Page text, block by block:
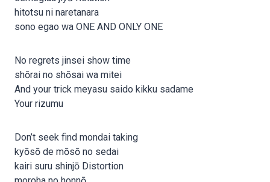
hitotsu ni naretanara
sono egao wa ONE AND ONLY ONE
No regrets jinsei show time
shōrai no shōsai wa mitei
And your trick meyasu saido kikku sadame
Your rizumu
Don’t seek find mondai taking
kyōsō de mōsō no sedai
kairi suru shinjō Distortion